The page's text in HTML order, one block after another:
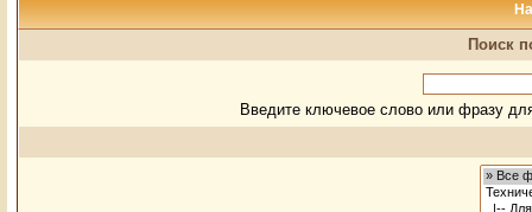
Поиск
Введите ключевое слово или фразу